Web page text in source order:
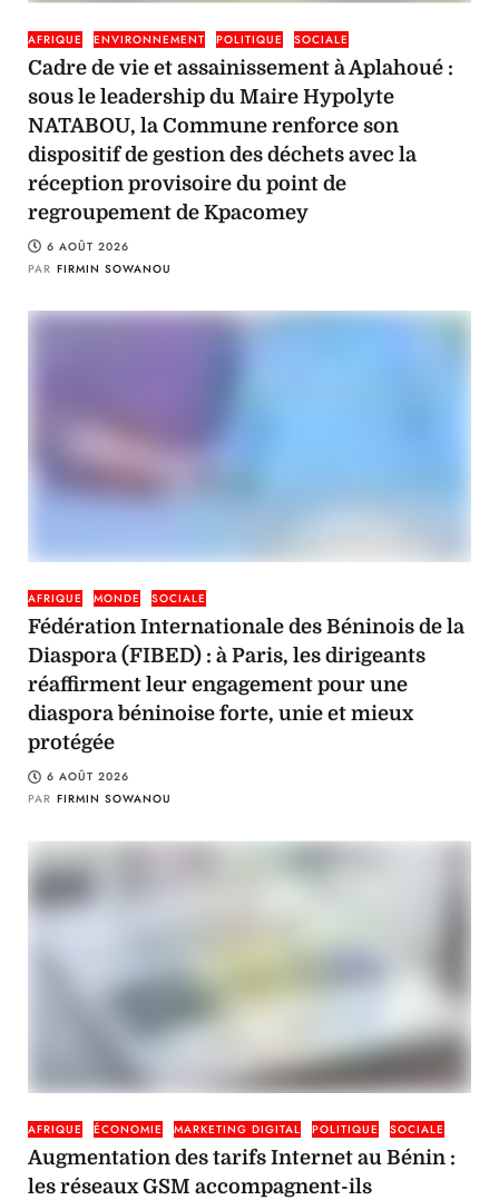
AFRIQUE ENVIRONNEMENT POLITIQUE SOCIALE
Cadre de vie et assainissement à Aplahoué :
sous le leadership du Maire Hypolyte
NATABOU, la Commune renforce son
dispositif de gestion des déchets avec la
réception provisoire du point de
regroupement de Kpacomey
6 AOÛT 2026
PAR FIRMIN SOWANOU
AFRIQUE MONDE SOCIALE
Fédération Internationale des Béninois de la
Diaspora (FIBED) : à Paris, les dirigeants
réaffirment leur engagement pour une
diaspora béninoise forte, unie et mieux
protégée
6 AOÛT 2026
PAR FIRMIN SOWANOU
AFRIQUE ÉCONOMIE MARKETING DIGITAL POLITIQUE SOCIALE
Augmentation des tarifs Internet au Bénin :
les réseaux GSM accompagnent-ils